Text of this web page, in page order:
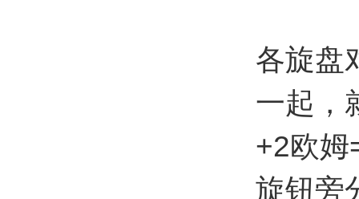
各旋盘
一起，
+2欧姆
旋钮旁